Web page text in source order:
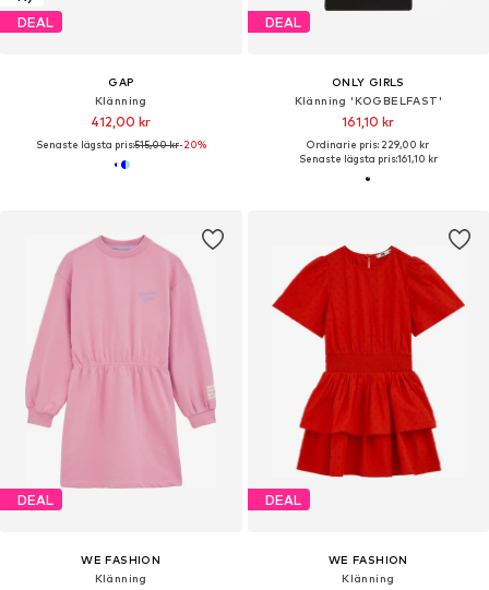
DEAL
GAP
Klänning
412,00 kr
Senaste lägsta pris:515,00 kr-20%
DEAL
ONLY GIRLS
Klänning 'KOGBELFAST'
161,10 kr
Ordinarie pris: 229,00 kr
Senaste lägsta pris:161,10 kr
DEAL
WE FASHION
Klänning
DEAL
WE FASHION
Klänning